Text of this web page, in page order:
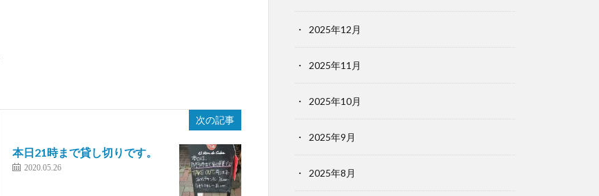
次の記事
本日21時まで貸し切りです。
2020.05.26
2025年12月
2025年11月
2025年10月
2025年9月
2025年8月